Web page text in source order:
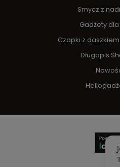
Smycz z
Gadżety
Czapki z
Długopis